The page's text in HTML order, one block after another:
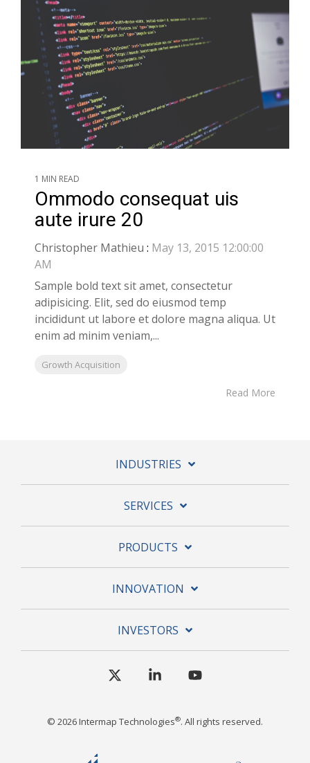
1 MIN READ
Ommodo consequat uis
aute irure 20
Christopher Mathieu : May 13, 2015 12:00:00
AM
Sample bold text sit amet, consectetur
adipisicing. Elit, sed do eiusmod temp
incididunt ut labore et dolore magna aliqua. Ut
enim ad minim veniam,...
Growth Acquisition
Read More
INDUSTRIES
SERVICES
PRODUCTS
INNOVATION
INVESTORS
Linkedin
© 2026 Intermap Technologies®. All rights reserved.